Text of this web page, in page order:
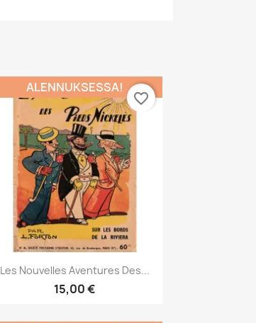
Pikakatselu
Les Nouvelles Aventures Des...
15,00 €
ALENNUKSESSA!
favorite_border